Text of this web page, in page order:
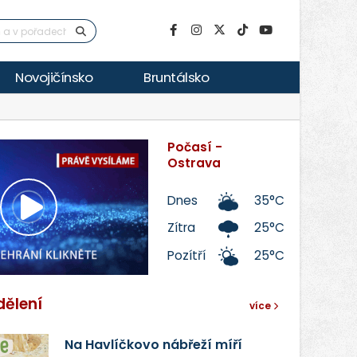
Novojičínsko Bruntálsko
Přehrát
video
Počasí -
Ostrava
Dnes
35°C
Zítra
25°C
Pozítří
25°C
více
Na Havlíčkovo nábřeží míří